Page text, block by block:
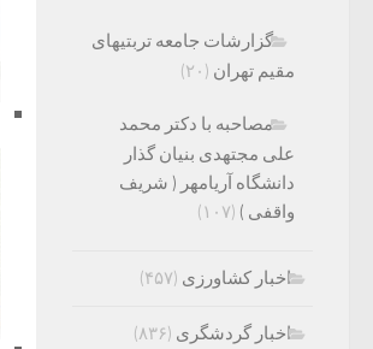
گزارشات جامعه تربتیهای
مقیم تهران (۲۰)
مصاحبه با دکتر محمد
علی مجتهدی بنیان گذار
دانشگاه آریامهر ( شریف
واقفی ) (۱۰۷)
اخبار کشاورزی (۴۵۷)
اخبار گردشگری (۸۳۶)